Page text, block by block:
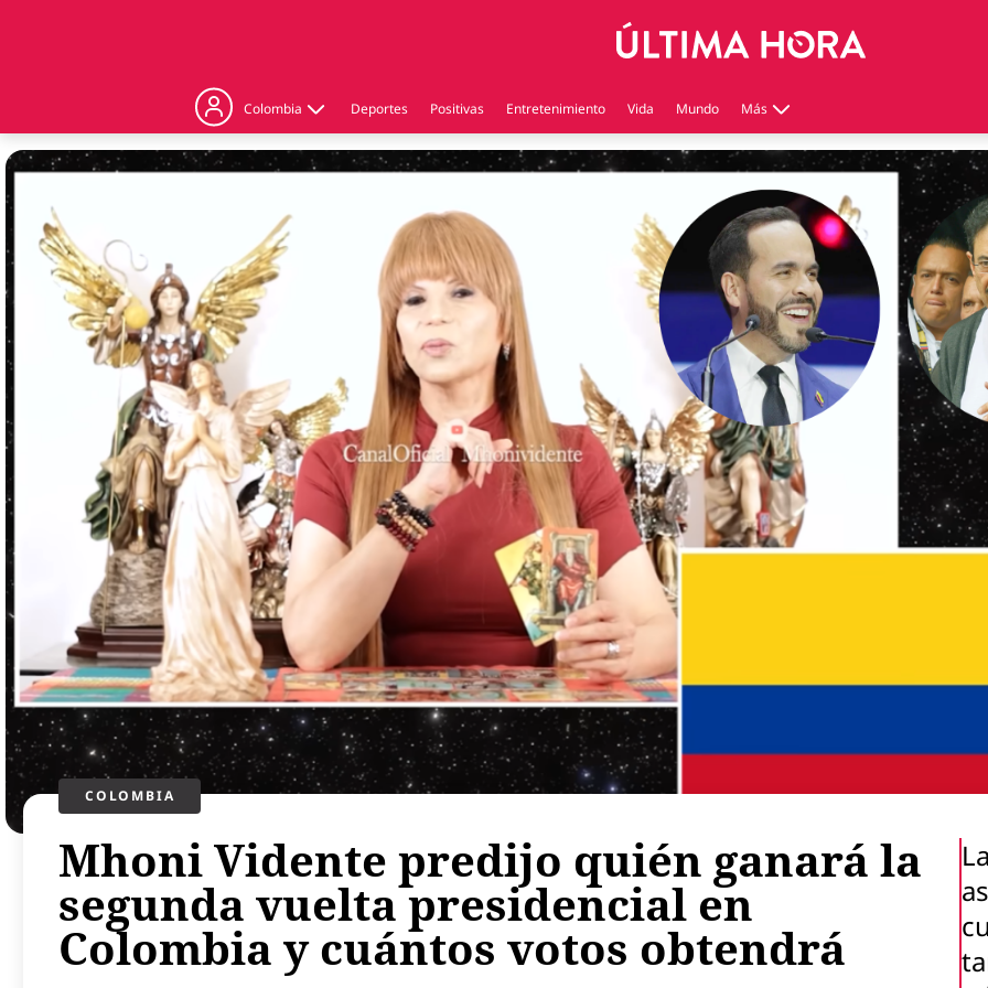
Colombia
Judicial
Regiones
Deportes Positivas Entretenimiento Vida Mundo Más
Virales
Tecnología
Economía
Estilo de vida
Contenido patrocinado
Instagram
COLOMBIA
Mhoni Vidente predijo quién ganará la
segunda vuelta presidencial en
Colombia y cuántos votos obtendrá
La